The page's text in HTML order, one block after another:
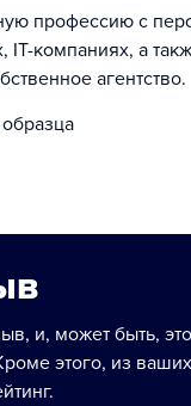
профессию с
IT-компаниях, а
агентство.
и, может быть, это
этого, из ваших